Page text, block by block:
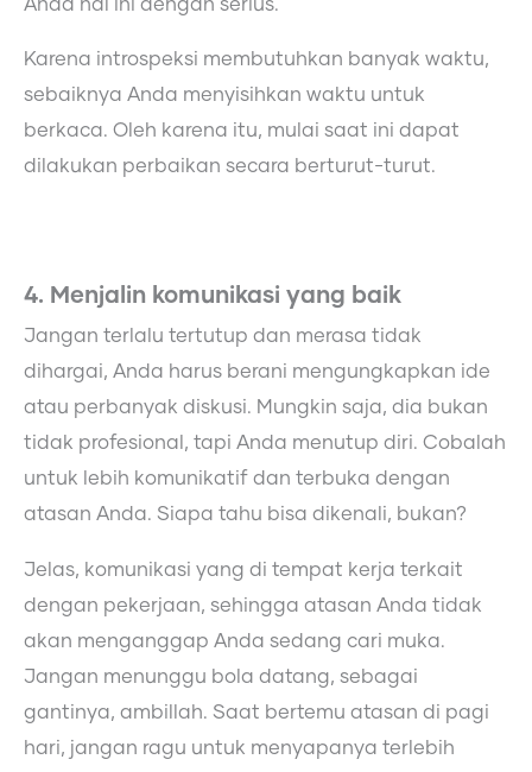
Anda hal ini dengan serius.
Karena introspeksi membutuhkan banyak waktu,
sebaiknya Anda menyisihkan waktu untuk
berkaca. Oleh karena itu, mulai saat ini dapat
dilakukan perbaikan secara berturut-turut.
4. Menjalin komunikasi yang baik
Jangan terlalu tertutup dan merasa tidak
dihargai, Anda harus berani mengungkapkan ide
atau perbanyak diskusi. Mungkin saja, dia bukan
tidak profesional, tapi Anda menutup diri. Cobalah
untuk lebih komunikatif dan terbuka dengan
atasan Anda. Siapa tahu bisa dikenali, bukan?
Jelas, komunikasi yang di tempat kerja terkait
dengan pekerjaan, sehingga atasan Anda tidak
akan menganggap Anda sedang cari muka.
Jangan menunggu bola datang, sebagai
gantinya, ambillah. Saat bertemu atasan di pagi
hari, jangan ragu untuk menyapanya terlebih